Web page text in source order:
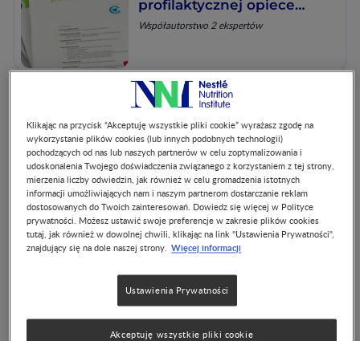
profilaktycznej opiece
zdrowotnej nad dziećmi i
młodzieżą
Współautorstwo 2 ekspertów
Znaczenie białka w
żywieniu niemowląt
Jerzy Socha
dzieci
Współautorstwo 3 ekspertów
Klikając na przycisk “Akceptuję wszystkie pliki cookie” wyrażasz zgodę na
wykorzystanie plików cookies (lub innych podobnych technologii)
pochodzących od nas lub naszych partnerów w celu zoptymalizowania i
udoskonalenia Twojego doświadczenia związanego z korzystaniem z tej strony,
mierzenia liczby odwiedzin, jak również w celu gromadzenia istotnych
informacji umożliwiających nam i naszym partnerom dostarczanie reklam
dostosowanych do Twoich zainteresowań. Dowiedz się więcej w Polityce
prywatności. Możesz ustawić swoje preferencje w zakresie plików cookies
tutaj, jak również w dowolnej chwili, klikając na link "Ustawienia Prywatności",
znajdujący się na dole naszej strony. Więcej informacji
Ustawienia Prywatności
Akceptuję wszystkie pliki cookie